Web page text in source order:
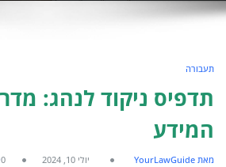
תעבורה
תדפיס ניקוד לנהג:
המידע
מאת YourLawGuide יולי 10, 2024 0